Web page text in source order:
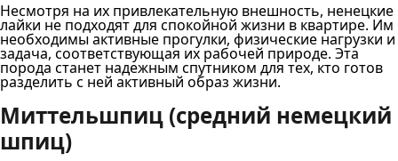
Несмотря на их привлекательную внешность, ненецкие
лайки не подходят для спокойной жизни в квартире. Им
необходимы активные прогулки, физические нагрузки и
задача, соответствующая их рабочей природе. Эта
порода станет надежным спутником для тех, кто готов
разделить с ней активный образ жизни.
Миттельшпиц (средний немецкий
шпиц)